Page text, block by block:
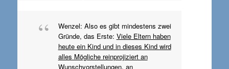
Wenzel: Also es gibt mindestens zwei
Gründe, das Erste: Viele Eltern haben
heute ein Kind und in dieses Kind wird
alles Mögliche reinprojiziert an
Wunschvorstellungen, an